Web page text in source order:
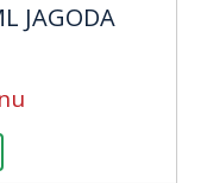
JAGODA